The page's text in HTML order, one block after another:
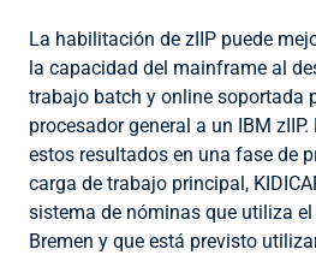
La habilitación de zIIP puede
la capacidad del mainframe al
trabajo batch y online soportada
procesador general a un IBM
estos resultados en una fase de
carga de trabajo principal,
sistema de nóminas que utiliza
Bremen y que está previsto